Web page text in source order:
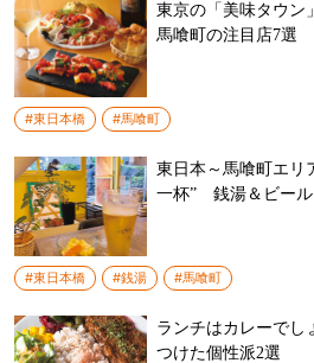
東京の「美味タウ
馬喰町の注目店7選
#東日本橋 #馬喰町
東日本～馬喰町エリ
一杯” 銭湯＆ビール
#東日本橋 #銭湯 #馬喰町
ランチはカレーでし
つけた個性派2選